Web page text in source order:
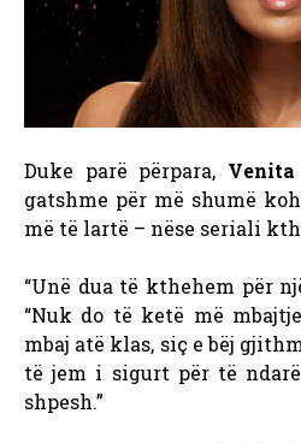
Duke parë përpara, Venita
gatshme për më shumë
më të lartë – nëse seriali
“Unë dua të kthehem për
“Nuk do të ketë më
mbaj atë klas, siç e bëj
të jem i sigurt për të
shpesh.”